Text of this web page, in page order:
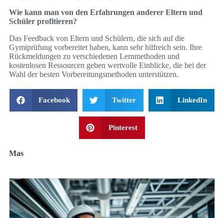
Wie kann man von den Erfahrungen anderer Eltern und
Schüler profitieren?
Das Feedback von Eltern und Schülern, die sich auf die
Gymiprüfung vorbereitet haben, kann sehr hilfreich sein. Ihre
Rückmeldungen zu verschiedenen Lernmethoden und
kostenlosen Ressourcen geben wertvolle Einblicke, die bei der
Wahl der besten Vorbereitungsmethoden unterstützen.
Facebook Twitter LinkedIn
Pinterest
Mas